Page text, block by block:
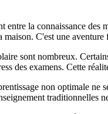
la connaissance des
maison. C'est une
sont nombreux.
des examens. Cette
non optimale
traditionnelles